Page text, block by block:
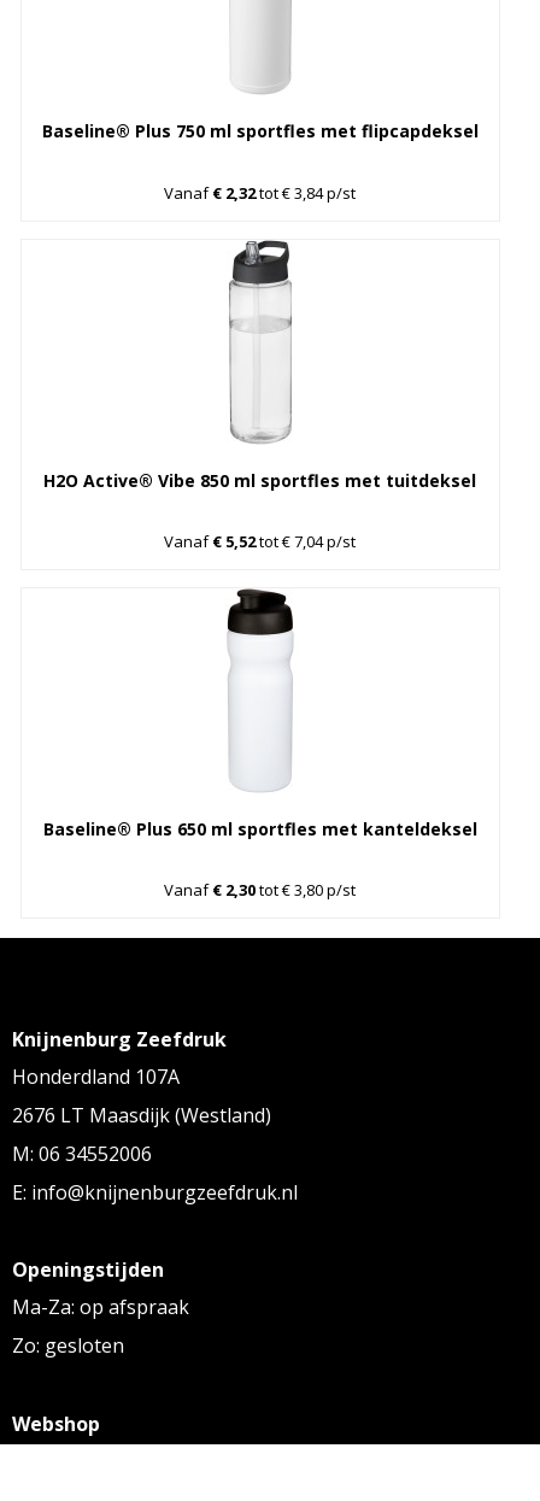
Baseline® Plus 750 ml sportfles met flipcapdeksel
Vanaf€ 2,32tot € 3,84 p/st
H2O Active® Vibe 850 ml sportfles met tuitdeksel
Vanaf€ 5,52tot € 7,04 p/st
Baseline® Plus 650 ml sportfles met kanteldeksel
Vanaf€ 2,30tot € 3,80 p/st
Knijnenburg Zeefdruk
Honderdland 107A
2676 LT Maasdijk (Westland)
M: 06 34552006
E: info@knijnenburgzeefdruk.nl
Openingstijden
Ma-Za: op afspraak
Zo: gesloten
Webshop